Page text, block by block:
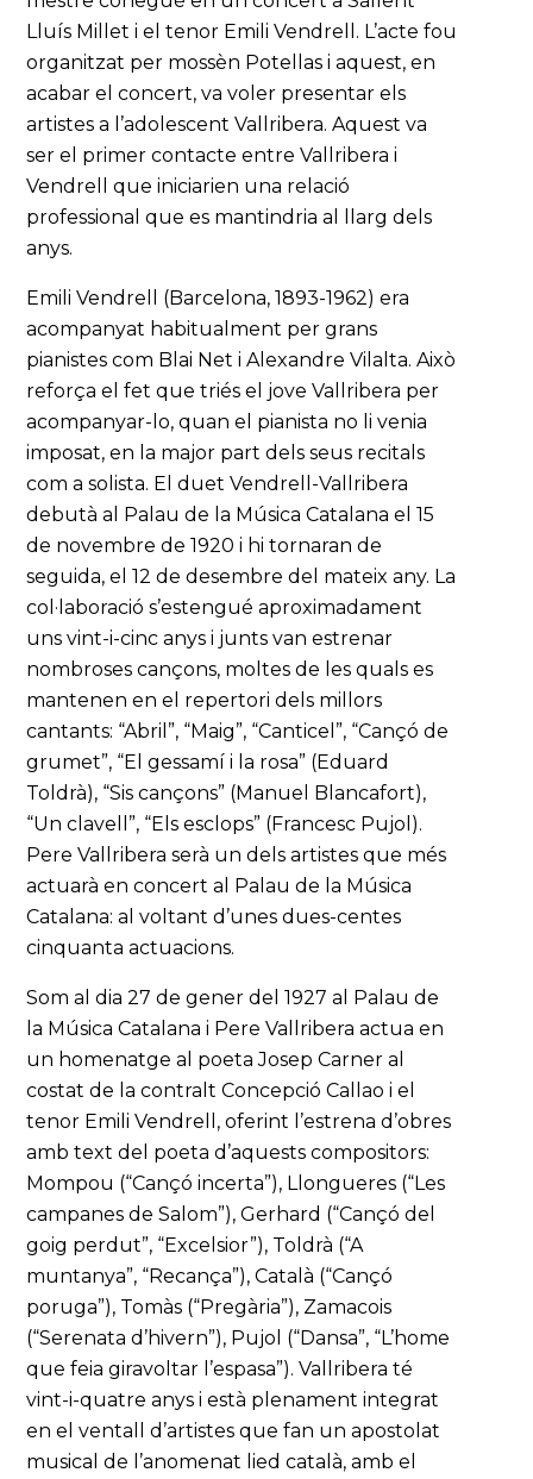
Lluís Millet i el tenor Emili Vendrell. L’acte fou
organitzat per mossèn Potellas i aquest, en
acabar el concert, va voler presentar els
artistes a l’adolescent Vallribera. Aquest va
ser el primer contacte entre Vallribera i
Vendrell que iniciarien una relació
professional que es mantindria al llarg dels
anys.
Emili Vendrell (Barcelona, 1893-1962) era
acompanyat habitualment per grans
pianistes com Blai Net i Alexandre Vilalta. Això
reforça el fet que triés el jove Vallribera per
acompanyar-lo, quan el pianista no li venia
imposat, en la major part dels seus recitals
com a solista. El duet Vendrell-Vallribera
debutà al Palau de la Música Catalana el 15
de novembre de 1920 i hi tornaran de
seguida, el 12 de desembre del mateix any. La
col·laboració s’estengué aproximadament
uns vint-i-cinc anys i junts van estrenar
nombroses cançons, moltes de les quals es
mantenen en el repertori dels millors
cantants: “Abril”, “Maig”, “Canticel”, “Cançó de
grumet”, “El gessamí i la rosa” (Eduard
Toldrà), “Sis cançons” (Manuel Blancafort),
“Un clavell”, “Els esclops” (Francesc Pujol).
Pere Vallribera serà un dels artistes que més
actuarà en concert al Palau de la Música
Catalana: al voltant d’unes dues-centes
cinquanta actuacions.
Som al dia 27 de gener del 1927 al Palau de
la Música Catalana i Pere Vallribera actua en
un homenatge al poeta Josep Carner al
costat de la contralt Concepció Callao i el
tenor Emili Vendrell, oferint l’estrena d’obres
amb text del poeta d’aquests compositors:
Mompou (“Cançó incerta”), Llongueres (“Les
campanes de Salom”), Gerhard (“Cançó del
goig perdut”, “Excelsior”), Toldrà (“A
muntanya”, “Recança”), Català (“Cançó
poruga”), Tomàs (“Pregària”), Zamacois
(“Serenata d’hivern”), Pujol (“Dansa”, “L’home
que feia giravoltar l’espasa”). Vallribera té
vint-i-quatre anys i està plenament integrat
en el ventall d’artistes que fan un apostolat
musical de l’anomenat lied català, amb el